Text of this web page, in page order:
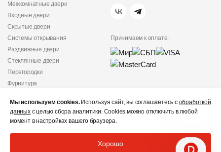
Межкомнатные двери
Входные двери
Скрытые двери
Системы открывания
Раздвижные двери
Стеклянные двери
Перегородки
Фурнитура
Принимаем к оплате:
конфиденциальности
Не является публичной
© «Дверишоп» 2012 - 2026
Мы используем cookies.Используя сайт, вы соглашаетесь с обработкой
данныхс целью сбора аналитики. Cookies можно отключить в любой
момент в настройках вашего браузера.
Хорошо